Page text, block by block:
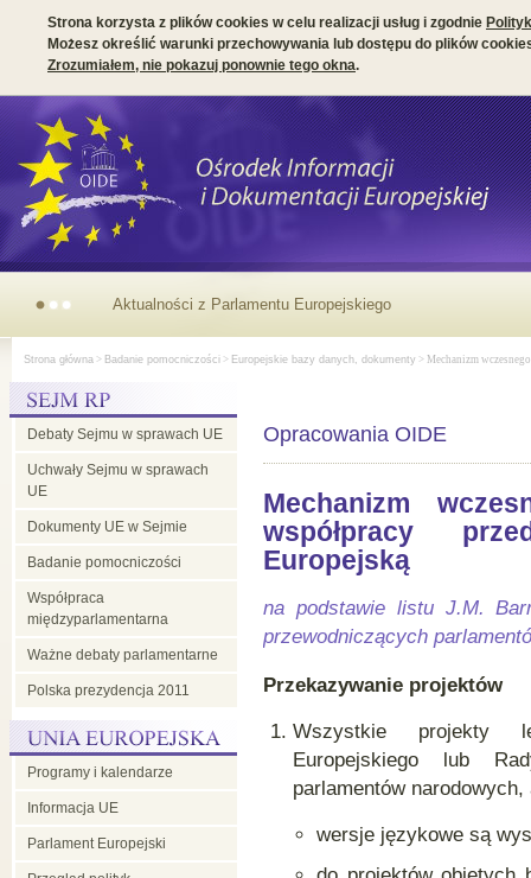
Strona korzysta z plików cookies w celu realizacji usług i zgodnie
Możesz określić warunki przechowywania lub dostępu do plików
Zrozumiałem, nie pokazuj ponownie tego okna.
Aktualności
Parlamentu
Strona główna > Badanie pomocniczości > Europejskie bazy danych, dokumenty > Mechanizm
Debaty Sejmu w sprawach UE
Uchwały Sejmu w sprawach
UE
Dokumenty UE w Sejmie
Badanie pomocniczości
Współpraca
międzyparlamentarna
Ważne debaty parlamentarne
Polska prezydencja 2011
Programy i kalendarze
Informacja UE
Parlament Europejski
Opracowania OIDE
Mechanizm
współpracy
Europejską
na podstawie listu J.M.
przewodniczących
Przekazywanie projektów
Wszystkie projekty
Europejskiego lub
parlamentów
wersje językowe są